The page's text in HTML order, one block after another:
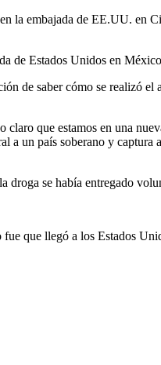
la embajada de EE.UU. en
de Estados Unidos en
de saber cómo se realizó el
que estamos en una
a un país soberano y captura
droga se había entregado
que llegó a los Estados